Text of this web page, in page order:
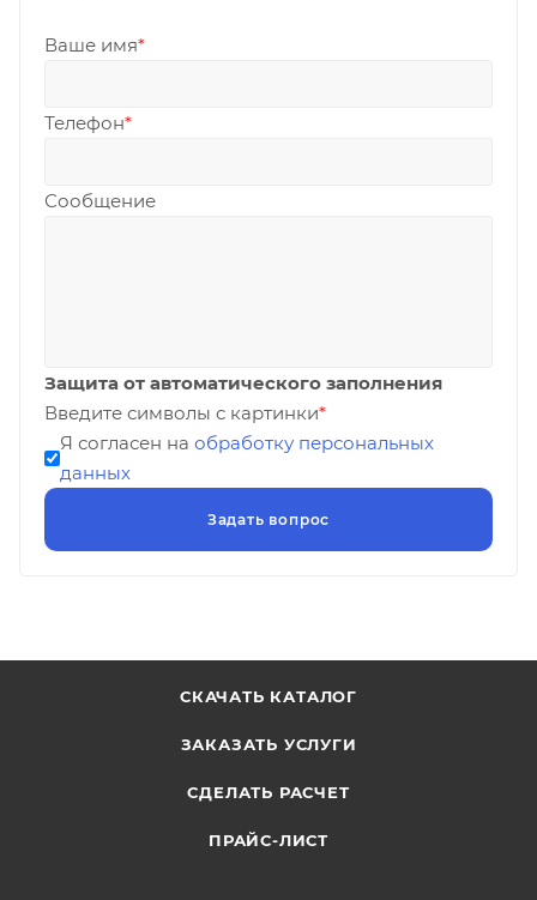
Ваше имя*
Телефон*
Сообщение
Защита от автоматического заполнения
Введите символы с картинки*
Я согласен на обработку персональных
данных
СКАЧАТЬ КАТАЛОГ
ЗАКАЗАТЬ УСЛУГИ
СДЕЛАТЬ РАСЧЕТ
ПРАЙС-ЛИСТ